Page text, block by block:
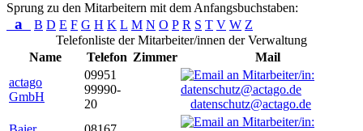
Sprung zu den Mitarbeitern mit dem Anfangsbuchstaben:
a B D E F G H K L M N O P R S T V W Z
Telefonliste der Mitarbeiter/innen der Verwaltung
Name
Telefon Zimmer
Mail
actago
GmbH
09951
99990-
20
datenschutz@actago.de